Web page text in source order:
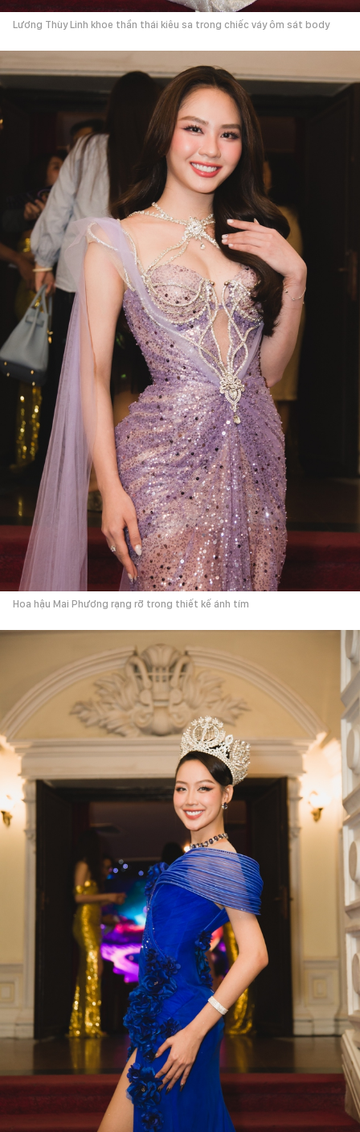
Lương Thùy Linh khoe thần thái kiêu sa trong chiếc váy ôm sát body
Hoa hậu Mai Phương rạng rỡ trong thiết kế ánh tím